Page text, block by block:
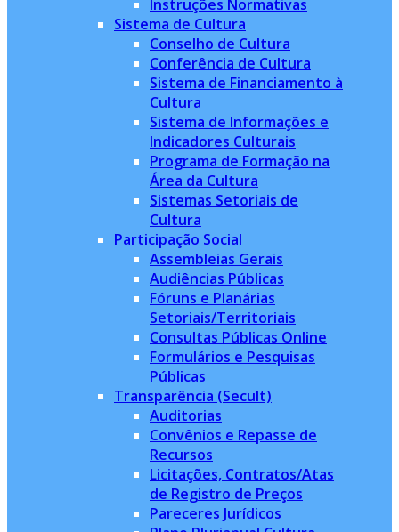
Instruções Normativas
Sistema de Cultura
Conselho de Cultura
Conferência de Cultura
Sistema de Financiamento à
Cultura
Sistema de Informações e
Indicadores Culturais
Programa de Formação na
Área da Cultura
Sistemas Setoriais de
Cultura
Participação Social
Assembleias Gerais
Audiências Públicas
Fóruns e Planárias
Setoriais/Territoriais
Consultas Públicas Online
Formulários e Pesquisas
Públicas
Transparência (Secult)
Auditorias
Convênios e Repasse de
Recursos
Licitações, Contratos/Atas
de Registro de Preços
Pareceres Jurídicos